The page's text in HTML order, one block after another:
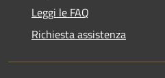
Leggi le FAQ
Richiesta assistenza